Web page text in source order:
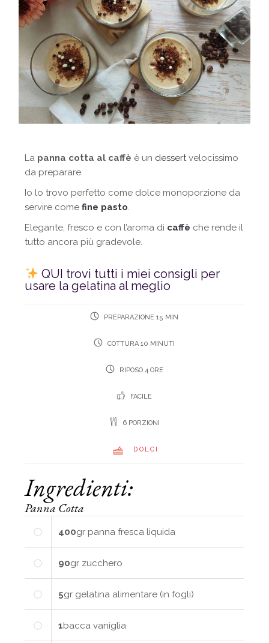
La panna cotta al caffè è un dessertvelocissimo
da preparare.
Io lo trovo perfetto come dolce monoporzione da
servire comefine pasto.
Elegante, fresco e con l’aroma di caffè che rende il
tutto ancora più gradevole.
QUI trovi tutti i miei consigli per
usare la gelatina al meglio
PREPARAZIONE 15 MIN
COTTURA 10 MINUTI
RIPOSO 4 ORE
FACILE
6 PORZIONI
DOLCI
Ingredienti:
Panna Cotta
400gr panna fresca liquida
90gr zucchero
5gr gelatina alimentare (in fogli)
1bacca vaniglia